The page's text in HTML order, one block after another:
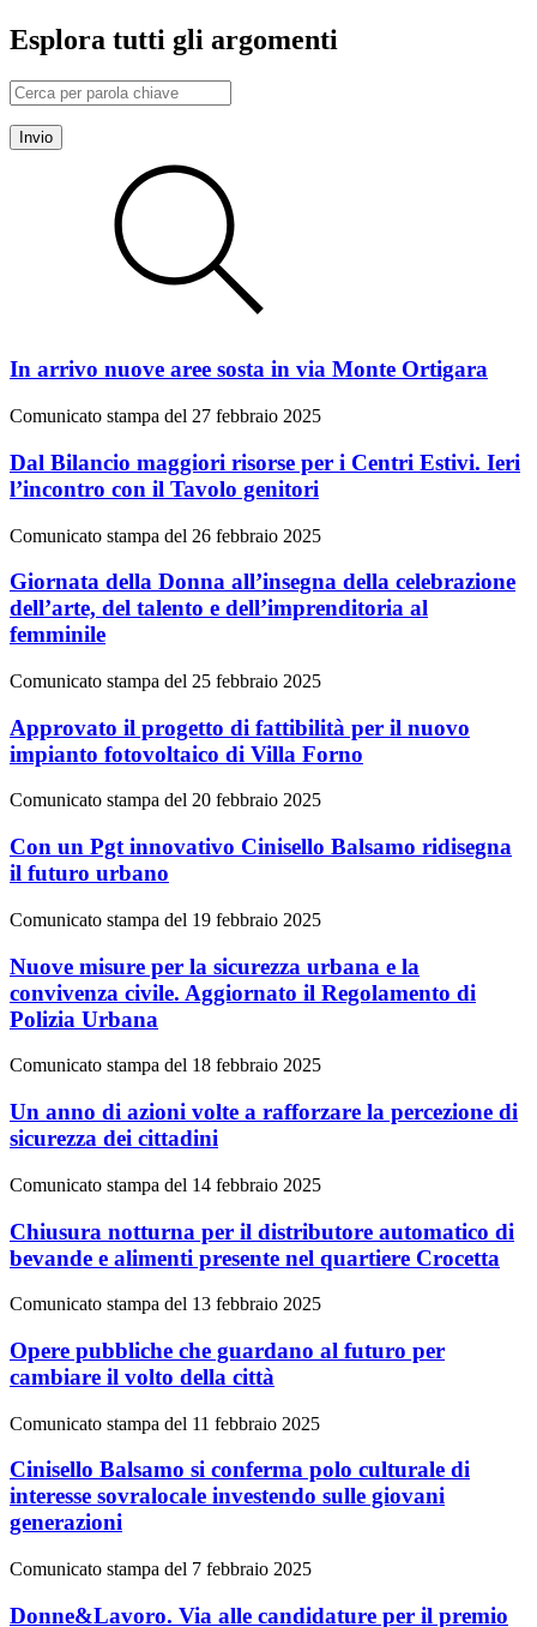
Esplora tutti gli argomenti
Invio
In arrivo nuove aree sosta in via Monte Ortigara
Comunicato stampa del 27 febbraio 2025
Dal Bilancio maggiori risorse per i Centri Estivi. Ieri
l’incontro con il Tavolo genitori
Comunicato stampa del 26 febbraio 2025
Giornata della Donna all’insegna della celebrazione
dell’arte, del talento e dell’imprenditoria al
femminile
Comunicato stampa del 25 febbraio 2025
Approvato il progetto di fattibilità per il nuovo
impianto fotovoltaico di Villa Forno
Comunicato stampa del 20 febbraio 2025
Con un Pgt innovativo Cinisello Balsamo ridisegna
il futuro urbano
Comunicato stampa del 19 febbraio 2025
Nuove misure per la sicurezza urbana e la
convivenza civile. Aggiornato il Regolamento di
Polizia Urbana
Comunicato stampa del 18 febbraio 2025
Un anno di azioni volte a rafforzare la percezione di
sicurezza dei cittadini
Comunicato stampa del 14 febbraio 2025
Chiusura notturna per il distributore automatico di
bevande e alimenti presente nel quartiere Crocetta
Comunicato stampa del 13 febbraio 2025
Opere pubbliche che guardano al futuro per
cambiare il volto della città
Comunicato stampa del 11 febbraio 2025
Cinisello Balsamo si conferma polo culturale di
interesse sovralocale investendo sulle giovani
generazioni
Comunicato stampa del 7 febbraio 2025
Donne&Lavoro. Via alle candidature per il premio